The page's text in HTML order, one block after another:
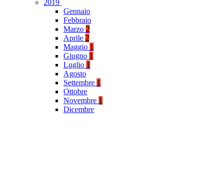
2019
Gennaio
Febbraio
Marzo 2
Aprile 2
Maggio 1
Giugno 1
Luglio 1
Agosto
Settembre 1
Ottobre
Novembre 1
Dicembre